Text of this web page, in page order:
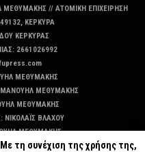
ΜΕΘΥΜΑΚΗΣ // ΑΤΟΜΙΚΗ ΕΠΙΧΕΙΡΗΣΗ
ΚΕΡΚΥΡΑ
ΚΕΡΚΥΡΑΣ
2661026992
ΜΕΘΥΜΑΚΗΣ
ΜΕΘΥΜΑΚΗΣ
ΜΕΘΥΜΑΚΗΣ
ΝΙΚΟΛΑΪΣ ΒΛΑΧΟΥ
ΜΕΘΥΜΑΚΗΣ
ΜΕΘΥΜΑΚΗΣ
τη συνέχιση της χρήσης της,